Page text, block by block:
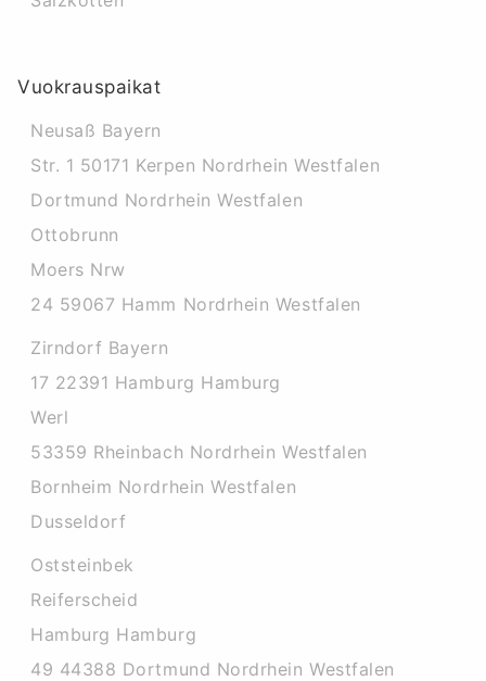
Vuokrauspaikat
Neusaß Bayern
Str. 1 50171 Kerpen Nordrhein Westfalen
Dortmund Nordrhein Westfalen
Ottobrunn
Moers Nrw
24 59067 Hamm Nordrhein Westfalen
Zirndorf Bayern
17 22391 Hamburg Hamburg
Werl
53359 Rheinbach Nordrhein Westfalen
Bornheim Nordrhein Westfalen
Dusseldorf
Oststeinbek
Reiferscheid
Hamburg Hamburg
49 44388 Dortmund Nordrhein Westfalen